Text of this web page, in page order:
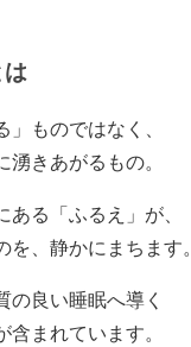
ものではなく、
きあがるもの。
る「ふるえ」が、
、静かにまちます。
の良い睡眠へ導く
まれています。